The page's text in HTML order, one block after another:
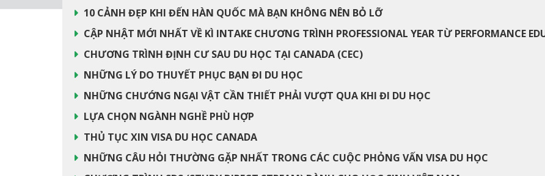
10 CẢNH ĐẸP KHI ĐẾN HÀN QUỐC MÀ BẠN KHÔNG NÊN BỎ LỠ
CẬP NHẬT MỚI NHẤT VỀ KÌ INTAKE CHƯƠNG TRÌNH PROFESSIONAL YEAR TỪ PERFORMANCE
CHƯƠNG TRÌNH ĐỊNH CƯ SAU DU HỌC TẠI CANADA (CEC)
NHỮNG LÝ DO THUYẾT PHỤC BẠN ĐI DU HỌC
NHỮNG CHƯỚNG NGẠI VẬT CẦN THIẾT PHẢI VƯỢT QUA KHI ĐI DU HỌC
LỰA CHỌN NGÀNH NGHỀ PHÙ HỢP
THỦ TỤC XIN VISA DU HỌC CANADA
NHỮNG CÂU HỎI THƯỜNG GẶP NHẤT TRONG CÁC CUỘC PHỎNG VẤN VISA DU HỌC